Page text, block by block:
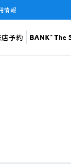
情報
ワンタ
店予約
あおぞら銀行 投資